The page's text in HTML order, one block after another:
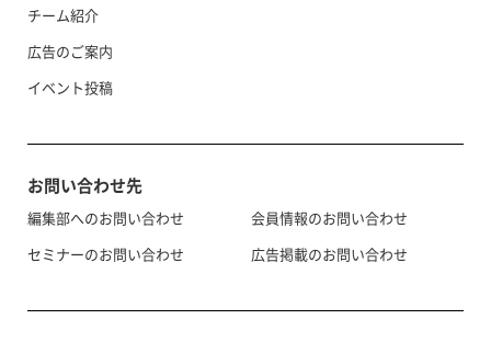
チーム紹介
広告のご案内
イベント投稿
お問い合わせ先
編集部へのお問い合わせ
セミナーのお問い合わせ
会員情報のお問い合わせ
広告掲載のお問い合わせ